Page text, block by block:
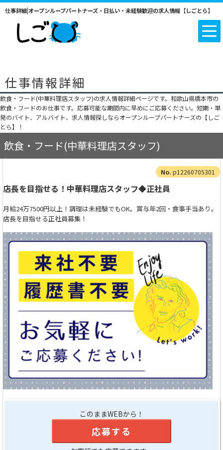
仕事詳細|オープンループパートナーズ・日払い・未経験歓迎の求人情報【しごとら】
仕事情報詳細
飲食・フード(中華料理店スタッフ)の求人情報詳細ページです。和歌山県橋本市の
飲食・フードのお仕事です。応募可能な期間内に早めにご応募ください。短期・単
発のバイト、アルバイト、求人情報探しならオープンループパートナーズの【しご
とら】！
飲食・フード(中華料理店スタッフ)
p12260705301
店長を目指せる！中華料理店スタッフ◆正社員
月給24万7500円以上！調理は未経験でもOK。賞与年2回・食事手当あり。
店長を目指せる正社員募集！
このままWEBから！
応募する